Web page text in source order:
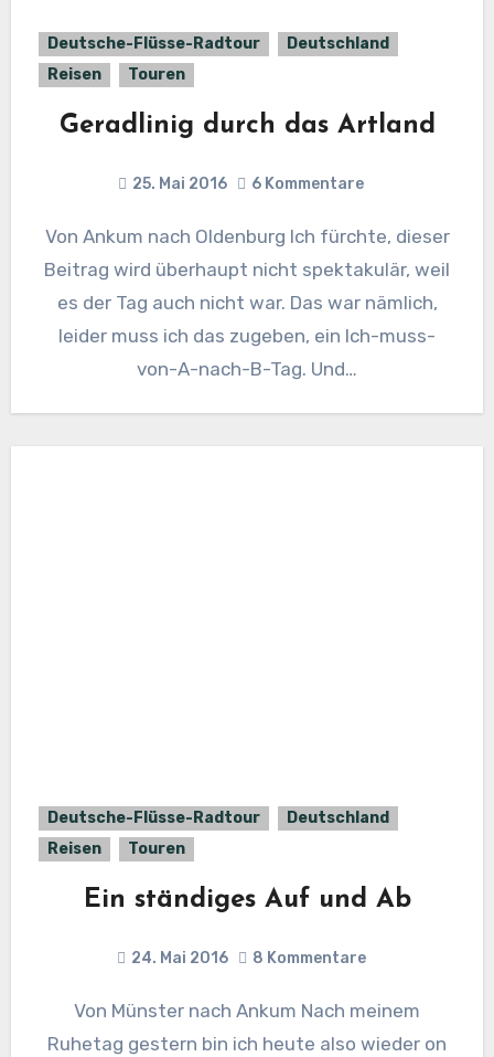
Deutsche-Flüsse-Radtour
Deutschland
Reisen
Touren
Geradlinig durch das Artland
25. Mai 2016 6 Kommentare
Von Ankum nach Oldenburg Ich fürchte, dieser
Beitrag wird überhaupt nicht spektakulär, weil
es der Tag auch nicht war. Das war nämlich,
leider muss ich das zugeben, ein Ich-muss-
von-A-nach-B-Tag. Und…
Deutsche-Flüsse-Radtour
Deutschland
Reisen
Touren
Ein ständiges Auf und Ab
24. Mai 2016 8 Kommentare
Von Münster nach Ankum Nach meinem
Ruhetag gestern bin ich heute also wieder on